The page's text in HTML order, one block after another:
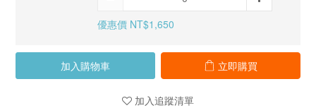
優惠價 NT$1,650
加入購物車 立即購買
加入追蹤清單